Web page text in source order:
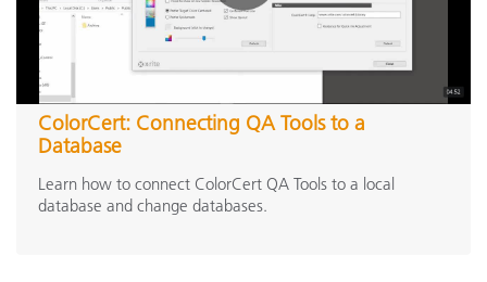
ColorCert: Connecting QA Tools to a
Database
Learn how to connect ColorCert QA Tools to a local
database and change databases.